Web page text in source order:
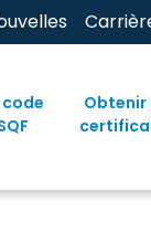
code
Obtenir